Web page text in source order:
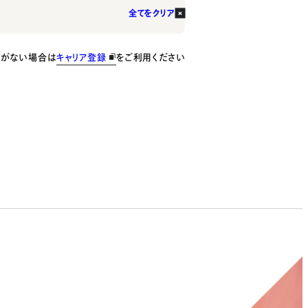
全てをクリア
ない場合はキャリア登録 をご利用ください